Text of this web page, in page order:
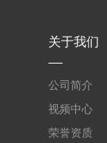
关于我们
公司简介
视频中心
荣誉资质